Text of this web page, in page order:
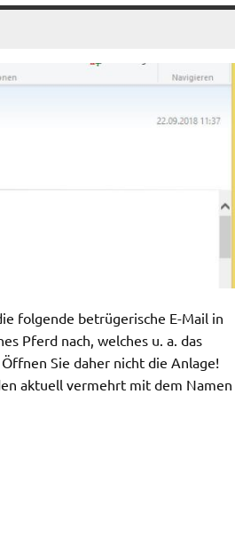
folgende betrügerische E-Mail in
Pferd nach, welches u. a. das
Sie daher nicht die Anlage!
aktuell vermehrt mit dem Namen